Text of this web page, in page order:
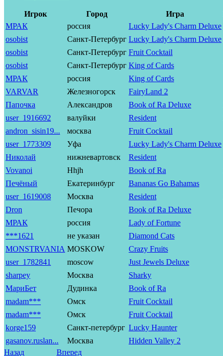
Игрок Город Игра
МРАК
россия Lucky Lady's Charm Deluxe
osobist
Санкт-Петербург Lucky Lady's Charm Deluxe
osobist
Санкт-Петербург Fruit Cocktail
osobist
Санкт-Петербург King of Cards
МРАК
россия King of Cards
VARVAR
Железногорск FairyLand 2
Папочка
Александров Book of Ra Deluxe
user_1916692
валуйки Resident
andron_sisin19...
москва Fruit Cocktail
user_1773309
Уфа Lucky Lady's Charm Deluxe
Николай
нижневартовск Resident
Vovanoi
Hhjh Book of Ra
Печёный
Екатеринбург Bananas Go Bahamas
user_1619008
Москва Resident
Dron
Печора Book of Ra Deluxe
МРАК
россия Lady of Fortune
***1621
не указан Diamond Cats
MONSTRVANIA MOSKOW Crazy Fruits
user_1782841
moscow Just Jewels Deluxe
sharpey
Москва Sharky
МариБет
Дудинка Book of Ra
madam***
Омск Fruit Cocktail
madam***
Омск Fruit Cocktail
korge159
Санкт-петербург Lucky Haunter
gasanov.ruslan...
Москва Hidden Valley 2
Назад
Вперед